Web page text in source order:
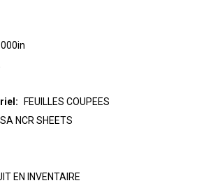
NCR SHEETS
FEUILLES COUPEES
EN INVENTAIRE